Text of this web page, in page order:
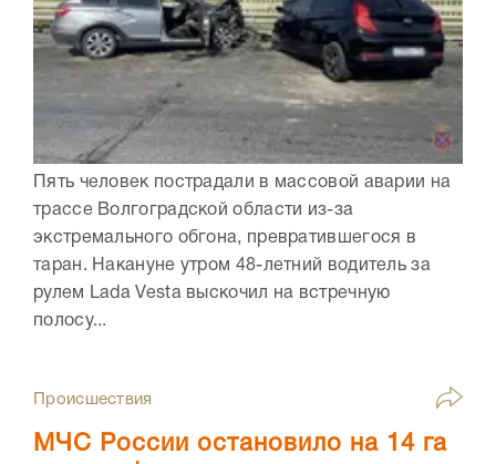
Пять человек пострадали в массовой аварии на
трассе Волгоградской области из-за
экстремального обгона, превратившегося в
таран. Накануне утром 48-летний водитель за
рулем Lada Vesta выскочил на встречную
полосу...
Происшествия
МЧС России остановило на 14 га